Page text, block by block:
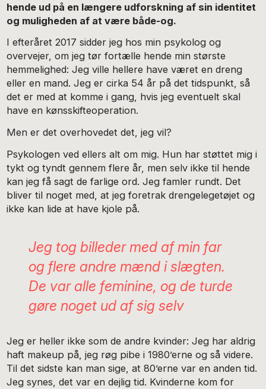
hende ud på en længere udforskning af sin identitet
og muligheden af at være både-og.
I efteråret 2017 sidder jeg hos min psykolog og
overvejer, om jeg tør fortælle hende min største
hemmelighed: Jeg ville hellere have været en dreng
eller en mand. Jeg er cirka 54 år på det tidspunkt, så
det er med at komme i gang, hvis jeg eventuelt skal
have en kønsskifteoperation.
Men er det overhovedet det, jeg vil?
Psykologen ved ellers alt om mig. Hun har støttet mig i
tykt og tyndt gennem flere år, men selv ikke til hende
kan jeg få sagt de farlige ord. Jeg famler rundt. Det
bliver til noget med, at jeg foretrak drengelegetøjet og
ikke kan lide at have kjole på.
Jeg tog billeder med af min far
og flere andre mænd i slægten.
De var alle feminine, og de turde
gøre noget ud af sig selv
Jeg er heller ikke som de andre kvinder: Jeg har aldrig
haft makeup på, jeg røg pibe i 1980’erne og så videre.
Til det sidste kan man sige, at 80’erne var en anden tid.
Jeg synes, det var en dejlig tid. Kvinderne kom for